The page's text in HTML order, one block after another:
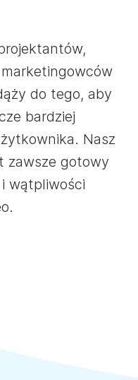
do tego, aby
bardziej
Nasz
zawsze gotowy
wątpliwości